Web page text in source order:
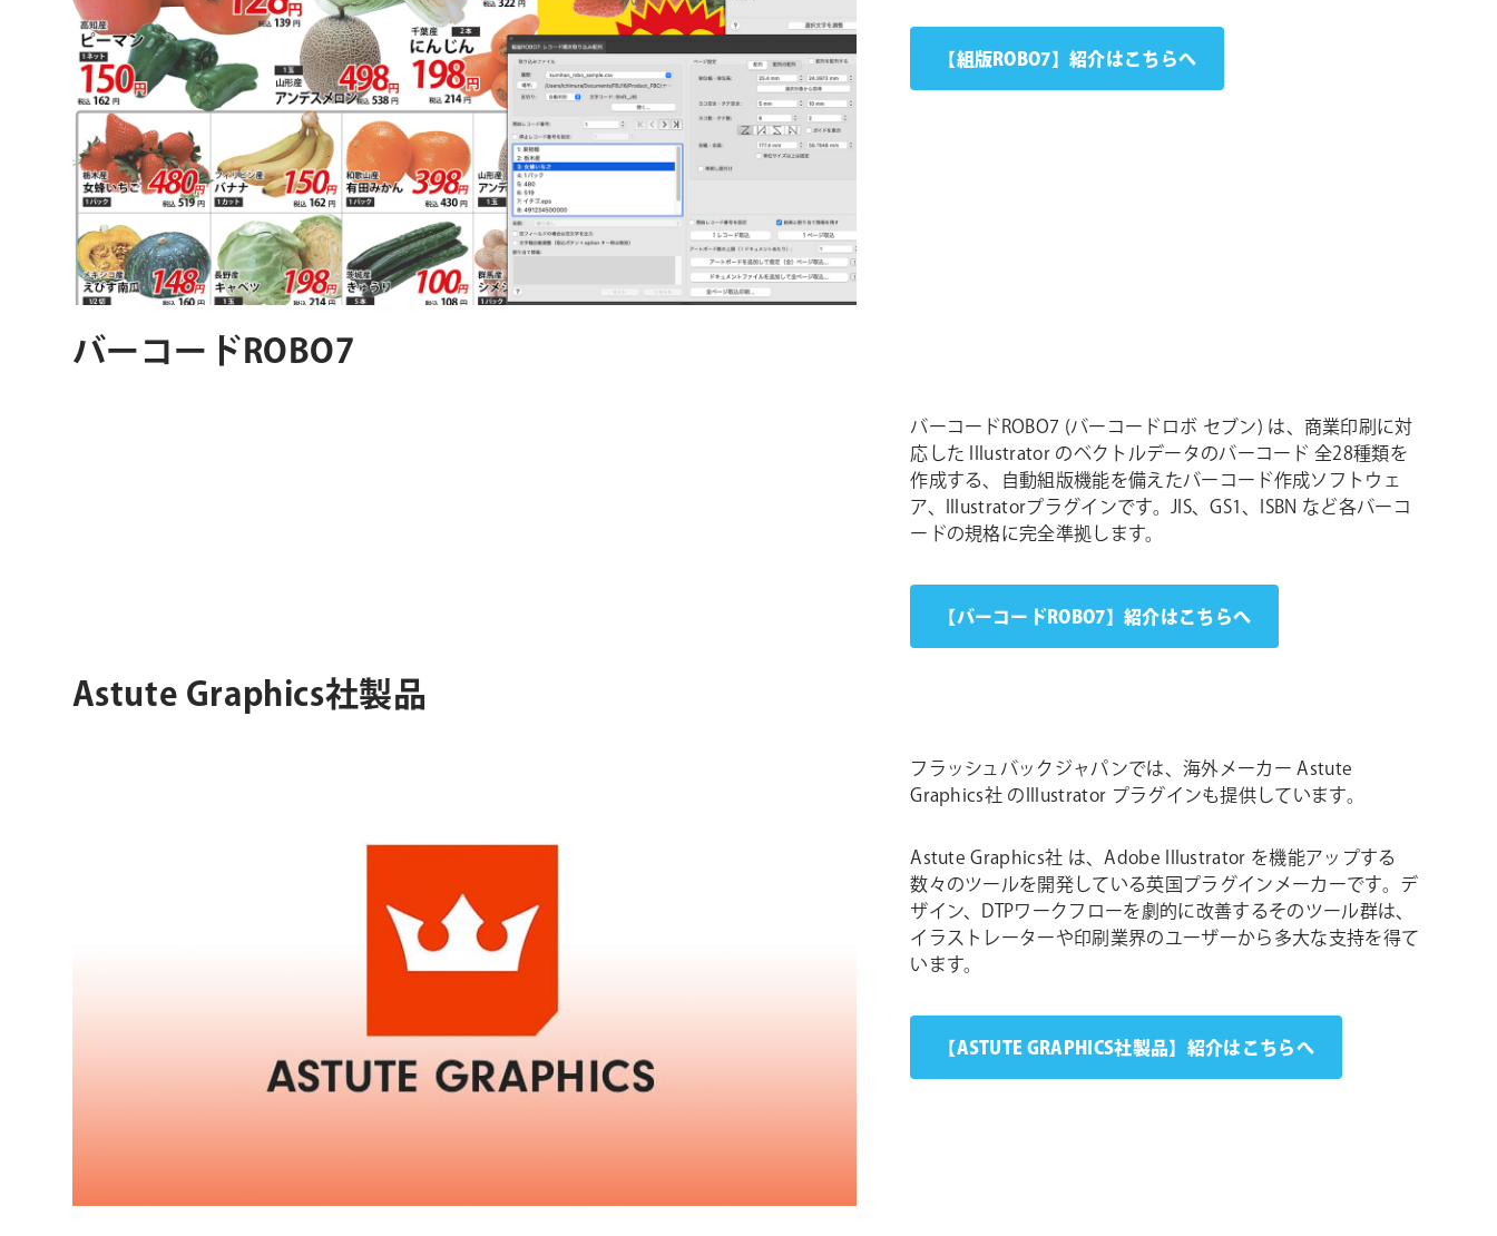
【組版ROBO7】紹介はこちらへ
バーコードROBO7
バーコードROBO7 (バーコードロボ セブン) は、商業印刷に対
応した Illustrator のベクトルデータのバーコード 全28種類を
作成する、自動組版機能を備えたバーコード作成ソフトウェ
ア、Illustratorプラグインです。JIS、GS1、ISBN など各バーコ
ードの規格に完全準拠します。
【バーコードROBO7】紹介はこちらへ
Astute Graphics社製品
フラッシュバックジャパンでは、海外メーカー Astute
Graphics社 のIllustrator プラグインも提供しています。
Astute Graphics社 は、Adobe Illustrator を機能アップする
数々のツールを開発している英国プラグインメーカーです。デ
ザイン、DTPワークフローを劇的に改善するそのツール群は、
イラストレーターや印刷業界のユーザーから多大な支持を得て
います。
【ASTUTE GRAPHICS社製品】紹介はこちらへ